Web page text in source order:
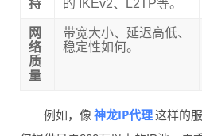
持
的 IKEv2、L2TP等。
网
络
质
量
带宽大小、延迟高低、
稳定性如何。
例如，像 神龙IP代理这样的